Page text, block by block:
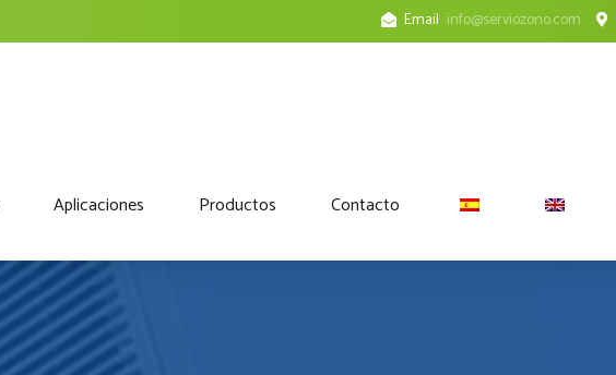
Email info@serviozono.com
Aplicaciones Productos Contacto